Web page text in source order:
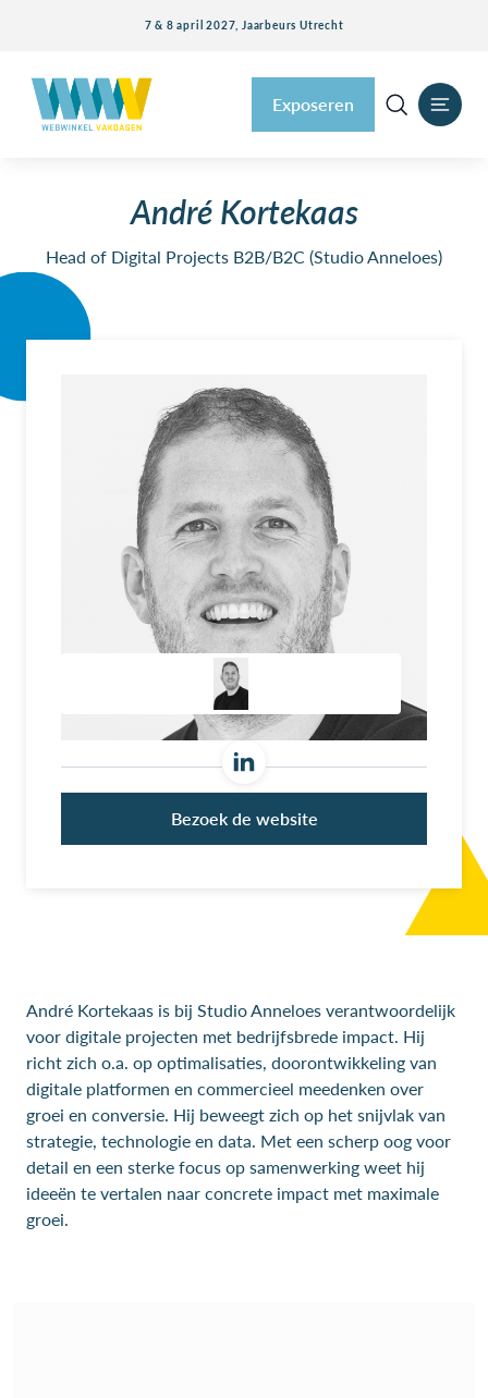
7 & 8 april 2027, Jaarbeurs Utrecht
Exposeren
André Kortekaas
Head of Digital Projects B2B/B2C (Studio Anneloes)
Bezoek de website
André Kortekaas is bij Studio Anneloes verantwoordelijk
voor digitale projecten met bedrijfsbrede impact. Hij
richt zich o.a. op optimalisaties, doorontwikkeling van
digitale platformen en commercieel meedenken over
groei en conversie. Hij beweegt zich op het snijvlak van
strategie, technologie en data. Met een scherp oog voor
detail en een sterke focus op samenwerking weet hij
ideeën te vertalen naar concrete impact met maximale
groei.